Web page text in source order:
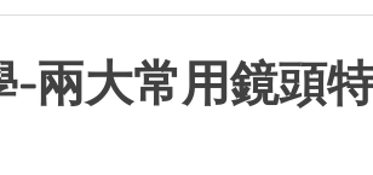
-兩大常用鏡頭